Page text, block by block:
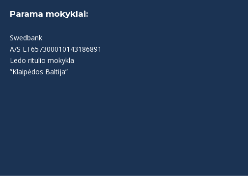
Parama mokyklai:
Swedbank
A/S LT657300010143186891
Ledo ritulio mokykla
”Klaipėdos Baltija”